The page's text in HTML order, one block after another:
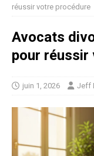
réussir votre procédure
Avocats
pour réussir
juin 1, 2026 Jeff